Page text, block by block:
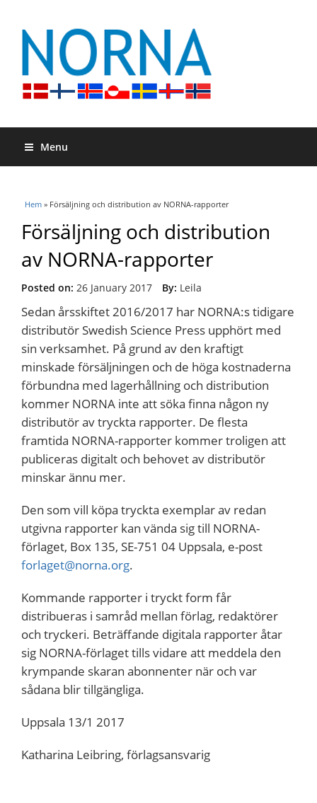
Menu
Du är här
Hem » Försäljning och distribution av NORNA-rapporter
Försäljning och distribution
av NORNA-rapporter
Posted on: 26 January 2017 By: Leila
Sedan årsskiftet 2016/2017 har NORNA:s tidigare
distributör Swedish Science Press upphört med
sin verksamhet. På grund av den kraftigt
minskade försäljningen och de höga kostnaderna
förbundna med lagerhållning och distribution
kommer NORNA inte att söka finna någon ny
distributör av tryckta rapporter. De flesta
framtida NORNA-rapporter kommer troligen att
publiceras digitalt och behovet av distributör
minskar ännu mer.
Den som vill köpa tryckta exemplar av redan
utgivna rapporter kan vända sig till NORNA-
förlaget, Box 135, SE-751 04 Uppsala, e-post
forlaget@norna.org.
Kommande rapporter i tryckt form får
distribueras i samråd mellan förlag, redaktörer
och tryckeri. Beträffande digitala rapporter åtar
sig NORNA-förlaget tills vidare att meddela den
krympande skaran abonnenter när och var
sådana blir tillgängliga.
Uppsala 13/1 2017
Katharina Leibring, förlagsansvarig